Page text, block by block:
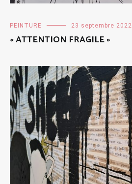
PEINTURE 23 septembre 2022
« ATTENTION FRAGILE »